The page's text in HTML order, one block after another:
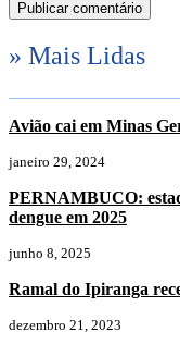
» Mais Lidas
Avião cai em Minas
janeiro 29, 2024
PERNAMBUCO:
dengue em 2025
junho 8, 2025
Ramal do Ipiranga
dezembro 21, 2023